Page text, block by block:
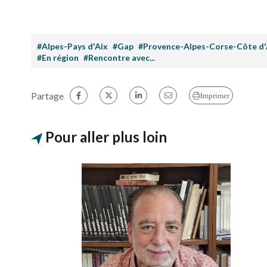
#Alpes-Pays d'Aix #Gap #Provence-Alpes-Corse-Côte
#En région #Rencontre avec...
Partage Imprimer
Pour aller plus loin